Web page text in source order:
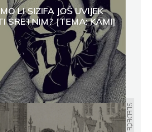
LI SIZIFA JOŠ UVIJEK
SRETNIM? [TEMA: KAMI]
SLEDEĆE